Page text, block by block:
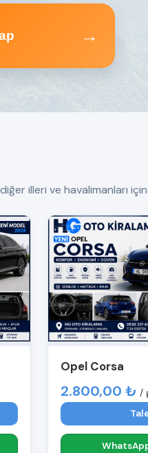
→
illeri ve havalimanları
Opel Corsa
2.800,00 ₺ /